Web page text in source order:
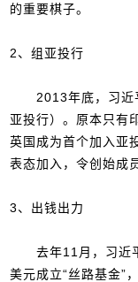
的重要棋子。
2、组亚投行
2013年底，习近平
亚投行）。原本只有
英国成为首个加入亚
表态加入，令创始成
3、出钱出力
去年11月，习近平
美元成立“丝路基金”